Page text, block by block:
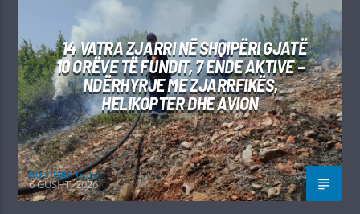
14 VATRA ZJARRI NË SHQIPËRI GJATË
10 ORËVE TË FUNDIT, 7 ENDE AKTIVE –
NDËRHYRJE ME ZJARRFIKËS,
HELIKOPTER DHE AVION
Kushtrim Guraj
6 GUSHT, 2026